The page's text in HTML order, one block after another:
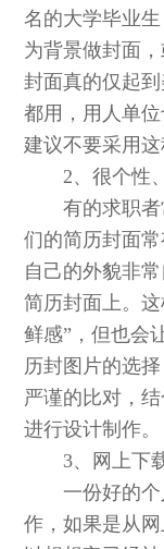
名的大学毕业
为背景做封面
封面真的仅起
都用，用人单位
建议不要采用这
2、很个性、
有的求职者
们的简历封面
自己的外貌非
简历封面上。
鲜感”，但也会
历封图片的选
严谨的比对，
进行设计制作。
3、网上下载
一份好的个
作，如果是从